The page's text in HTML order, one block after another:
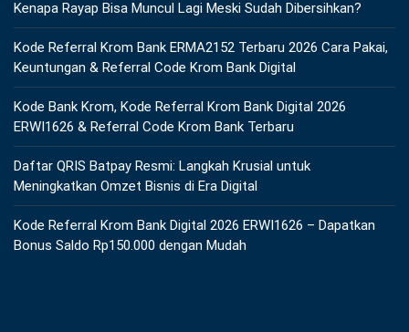
Kenapa Rayap Bisa Muncul Lagi Meski Sudah Dibersihkan?
Kode Referral Krom Bank ERMA2152 Terbaru 2026 Cara Pakai,
Keuntungan & Referral Code Krom Bank Digital
Kode Bank Krom, Kode Referral Krom Bank Digital 2026
ERWI1626 & Referral Code Krom Bank Terbaru
Daftar QRIS Batpay Resmi: Langkah Krusial untuk
Meningkatkan Omzet Bisnis di Era Digital
Kode Referral Krom Bank Digital 2026 ERWI1626 – Dapatkan
Bonus Saldo Rp150.000 dengan Mudah